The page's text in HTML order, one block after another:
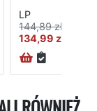
LP
144,89 zł
134,99 zł